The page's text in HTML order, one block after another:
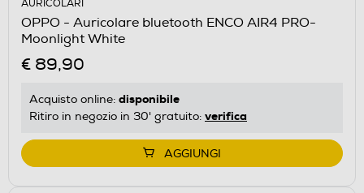
AURICOLARI
OPPO - Auricolare bluetooth ENCO AIR4 PRO-
Moonlight White
€ 89,90
Acquisto online: disponibile
Ritiro in negozio in 30' gratuito: verifica
AGGIUNGI